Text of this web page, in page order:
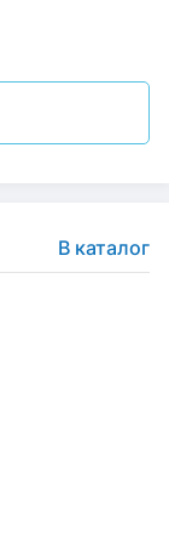
В каталог